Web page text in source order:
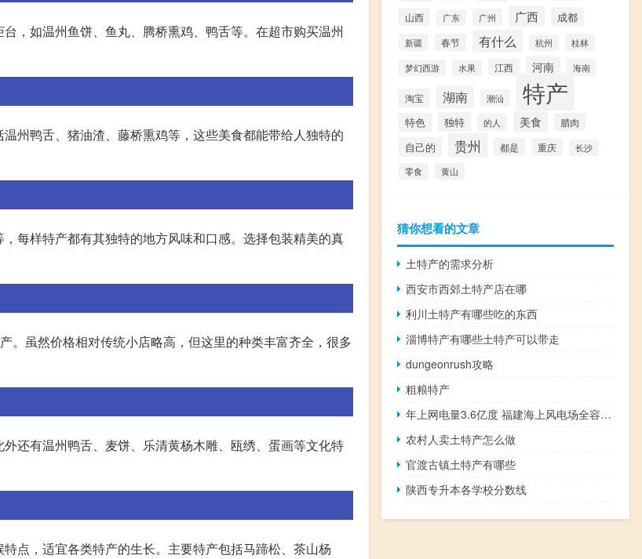
，如温州鱼饼、鱼丸、腾桥熏鸡、鸭舌等。在超市购买温州
州鸭舌、猪油渣、藤桥熏鸡等，这些美食都能带给人独特的
每样特产都有其独特的地方风味和口感。选择包装精美的真
。虽然价格相对传统小店略高，但这里的种类丰富齐全，很多
还有温州鸭舌、麦饼、乐清黄杨木雕、瓯绣、蛋画等文化特
点，适宜各类特产的生长。主要特产包括马蹄松、茶山杨
山西 广东 广州 广西 成都
新疆 春节 有什么 杭州 桂林
梦幻西游 水果 江西 河南 海南
淘宝 湖南 潮汕 特产
特色 独特 的人 美食 腊肉
自己的 贵州 都是 重庆
长沙
零食
黄山
猜你想看的文章
土特产的需求分析
西安市西郊土特产店在哪
利川土特产有哪些吃的东西
淄博特产有哪些土特产可以带走
dungeonrush攻略
粗粮特产
年上网电量3.6亿度 福建海上风电场全容量并网发电
农村人卖土特产怎么做
官渡古镇土特产有哪些
陕西专升本各学校分数线